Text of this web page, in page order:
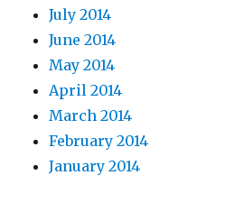
July 2014
June 2014
May 2014
April 2014
March 2014
February 2014
January 2014